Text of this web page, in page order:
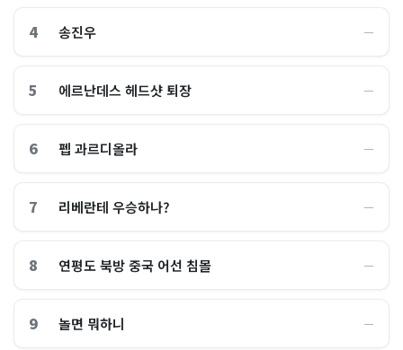
4 송진우 ―
5 에르난데스 헤드샷 퇴장 ―
6 펩 과르디올라 ―
7 리베란테 우승하나? ―
8 연평도 북방 중국 어선 침몰 ―
9 놀면 뭐하니 ―